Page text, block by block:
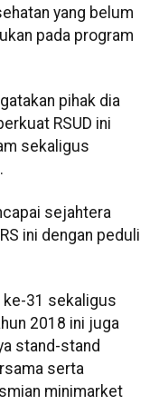
yang belum
pada program
pihak dia
RSUD ini
sekaligus
sejahtera
ini dengan peduli
ke-31 sekaligus
2018 ini juga
stand-stand
serta
minimarket